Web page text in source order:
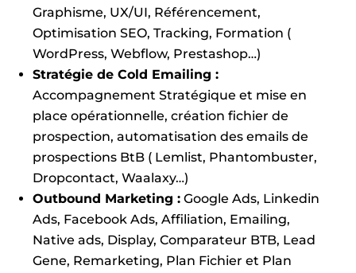
Graphisme, UX/UI, Référencement,
Optimisation SEO, Tracking, Formation (
WordPress, Webflow, Prestashop…)
Stratégie de Cold Emailing :
Accompagnement Stratégique et mise en
place opérationnelle, création fichier de
prospection, automatisation des emails de
prospections BtB ( Lemlist, Phantombuster,
Dropcontact, Waalaxy…)
Outbound Marketing : Google Ads, Linkedin
Ads, Facebook Ads, Affiliation, Emailing,
Native ads, Display, Comparateur BTB, Lead
Gene, Remarketing, Plan Fichier et Plan